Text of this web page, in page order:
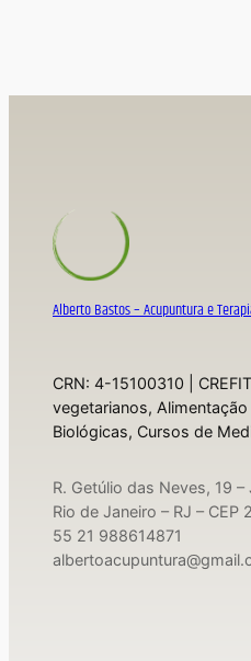
Alberto Bastos – Acupuntura e
CRN: 4-15100310 |
vegetarianos,
Biológicas, Cursos de
R. Getúlio das Neves, 19
Rio de Janeiro – RJ – CEP
55 21 988614871